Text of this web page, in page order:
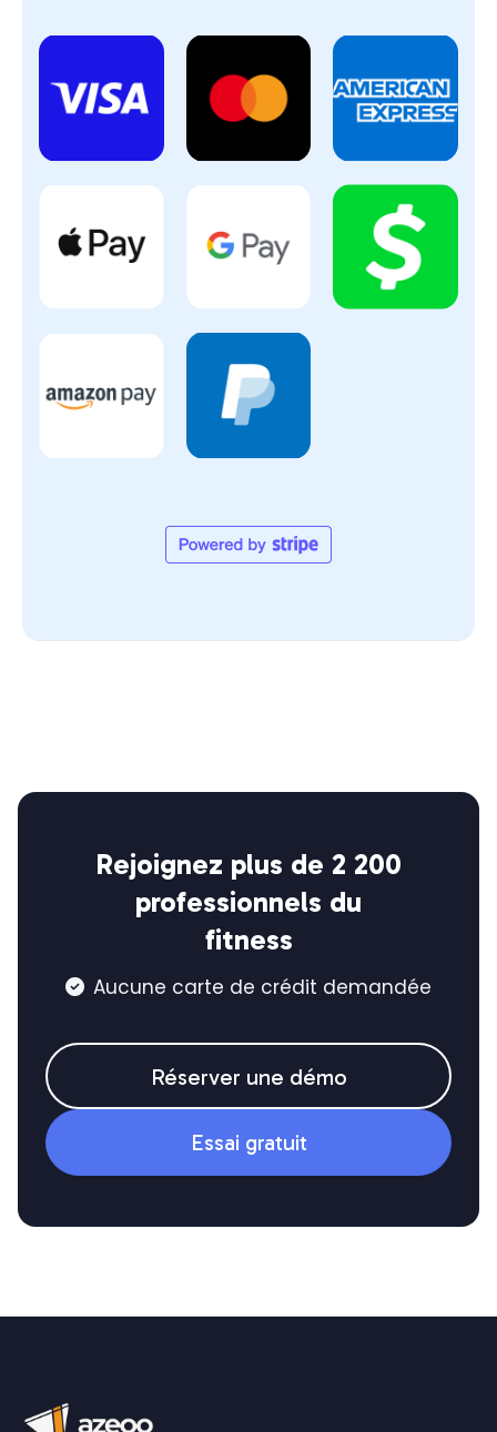
Rejoignez plus de 2 200
professionnels du
fitness
 Aucune carte de crédit demandée
Réserver une démo
Essai gratuit